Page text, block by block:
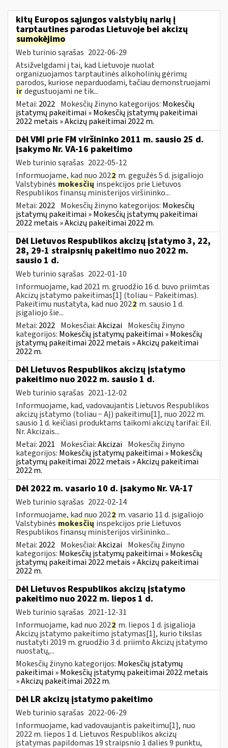
kitų Europos sąjungos valstybių narių į
tarptautines parodas Lietuvoje bei akcizų
sumokėjimo
Web turinio sąrašas 2022-06-29
Atsižvelgdami į tai, kad Lietuvoje nuolat
organizuojamos tarptautinės alkoholinių gėrimų
parodos, kuriose neparduodami, tačiau demonstruojami
irdegustuojami ne tik...
Metai: 2022 Mokesčių žinyno kategorijos: Mokesčių
įstatymų pakeitimai » Mokesčių įstatymų pakeitimai
2022 metais » Akcizų pakeitimai 2022 m.
Dėl VMI prie FM viršininko 2011 m. sausio 25 d.
įsakymo Nr. VA-16 pakeitimo
Web turinio sąrašas 2022-05-12
Informuojame, kad nuo 2022 m. gegužės 5 d. įsigaliojo
Valstybinės mokesčių inspekcijos prie Lietuvos
Respublikos finansų ministerijos viršininko...
Metai: 2022 Mokesčių žinyno kategorijos: Mokesčių
įstatymų pakeitimai » Mokesčių įstatymų pakeitimai
2022 metais » Akcizų pakeitimai 2022 m.
Dėl Lietuvos Respublikos akcizų įstatymo 3, 22,
28, 29-1 straipsnių pakeitimo nuo 2022 m.
sausio 1 d.
Web turinio sąrašas 2022-01-10
Informuojame, kad 2021 m. gruodžio 16 d. buvo priimtas
Akcizų įstatymo pakeitimas[1] (toliau − Pakeitimas).
Pakeitimu nustatyta, kad nuo 2022 m. sausio 1 d.
įsigaliojo šie...
Metai: 2022 Mokesčiai:Akcizai Mokesčių žinyno
kategorijos: Mokesčių įstatymų pakeitimai » Mokesčių
įstatymų pakeitimai 2022 metais » Akcizų pakeitimai
2022 m.
Dėl Lietuvos Respublikos akcizų įstatymo
pakeitimo nuo 2022 m. sausio 1 d.
Web turinio sąrašas 2021-12-02
Informuojame, kad, vadovaujantis Lietuvos Respublikos
akcizų įstatymo (toliau − AĮ) pakeitimu[1], nuo 2022 m.
sausio 1 d. keičiasi produktams taikomi akcizų tarifai: Eil.
Nr. Akcizais...
Metai: 2021 Mokesčiai:Akcizai Mokesčių žinyno
kategorijos: Mokesčių įstatymų pakeitimai » Mokesčių
įstatymų pakeitimai 2022 metais » Akcizų pakeitimai
2022 m.
Dėl 2022 m. vasario 10 d. įsakymo Nr. VA-17
Web turinio sąrašas 2022-02-14
Informuojame, kad nuo 2022 m. vasario 11 d. įsigaliojo
Valstybinės mokesčių inspekcijos prie Lietuvos
Respublikos finansų ministerijos viršininko...
Metai: 2022 Mokesčiai:Akcizai Mokesčių žinyno
kategorijos: Mokesčių įstatymų pakeitimai » Mokesčių
įstatymų pakeitimai 2022 metais » Akcizų pakeitimai
2022 m.
Dėl Lietuvos Respublikos akcizų įstatymo
pakeitimo nuo 2022 m. liepos 1 d.
Web turinio sąrašas 2021-12-31
Informuojame, kad nuo 2022 m. liepos 1 d. įsigalioja
Akcizų įstatymo pakeitimo įstatymas[1], kurio tikslas
nustatyti 2019 m. gruodžio 3 d. priimto Akcizų įstatymo
nuostatų,...
Mokesčių žinyno kategorijos: Mokesčių įstatymų
pakeitimai » Mokesčių įstatymų pakeitimai 2022 metais
» Akcizų pakeitimai 2022 m.
Dėl LR akcizų įstatymo pakeitimo
Web turinio sąrašas 2022-06-29
Informuojame, kad vadovaujantis pakeitimu[1], nuo
2022 m. liepos 1 d. Lietuvos Respublikos akcizų
įstatymas papildomas 19 straipsnio 1 dalies 9 punktu,